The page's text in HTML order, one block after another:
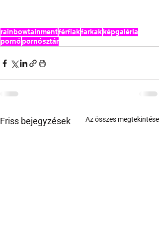
rainbowtainmentférfiakfarkakképgaléria
pornópornósztár
Friss bejegyzések Az összes megtekintése